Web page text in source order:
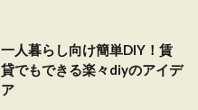
一人暮らし向け簡単DIY！賃
貸でもできる楽々diyのアイデ
ア